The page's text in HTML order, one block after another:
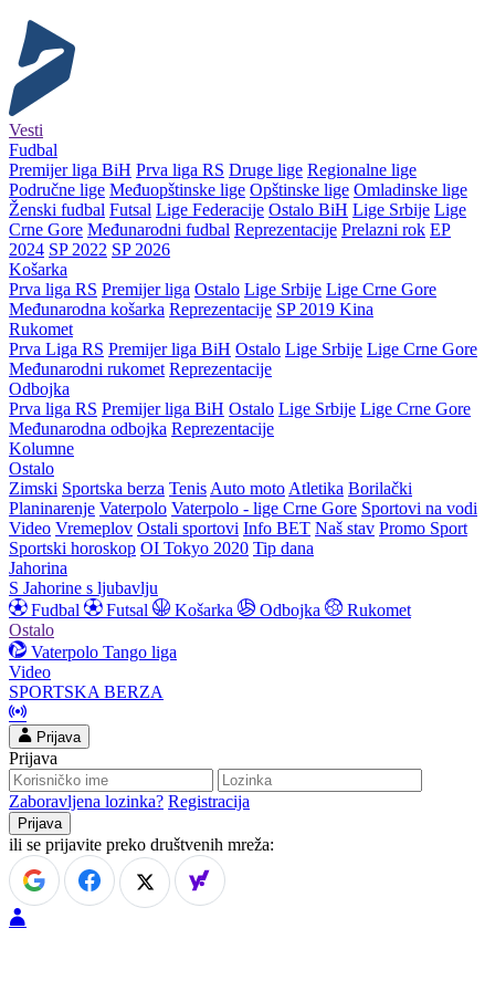
Vesti
Fudbal
Premijer liga BiH Prva liga RS Druge lige Regionalne lige
Područne lige Međuopštinske lige Opštinske lige Omladinske lige
Ženski fudbal Futsal Lige Federacije Ostalo BiH Lige Srbije Lige
Crne Gore Međunarodni fudbal Reprezentacije Prelazni rok EP
2024 SP 2022 SP 2026
Košarka
Prva liga RS Premijer liga Ostalo Lige Srbije Lige Crne Gore
Međunarodna košarka Reprezentacije SP 2019 Kina
Rukomet
Prva Liga RS Premijer liga BiH Ostalo Lige Srbije Lige Crne Gore
Međunarodni rukomet Reprezentacije
Odbojka
Prva liga RS Premijer liga BiH Ostalo Lige Srbije Lige Crne Gore
Međunarodna odbojka Reprezentacije
Kolumne
Ostalo
Zimski Sportska berza Tenis Auto moto Atletika Borilački
Planinarenje Vaterpolo Vaterpolo - lige Crne Gore Sportovi na vodi
Video Vremeplov Ostali sportovi Info BET Naš stav Promo Sport
Sportski horoskop OI Tokyo 2020 Tip dana
Jahorina
S Jahorine s ljubavlju
Fudbal
Futsal Košarka Odbojka
Rukomet
Ostalo
Vaterpolo Tango liga
Video
SPORTSKA BERZA
Prijava
Prijava
Zaboravljena lozinka? Registracija
ili se prijavite preko društvenih mreža: